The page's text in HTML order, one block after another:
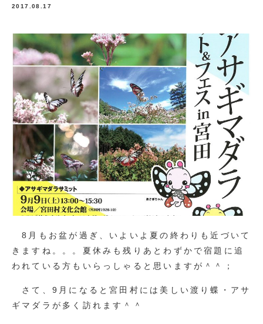
2017.08.17
8月もお盆が過ぎ、いよいよ夏の終わりも近づいて
きますね。。。夏休みも残りあとわずかで宿題に追
われている方もいらっしゃると思いますが＾＾；
さて、9月になると宮田村には美しい渡り蝶・アサ
ギマダラが多く訪れます＾＾